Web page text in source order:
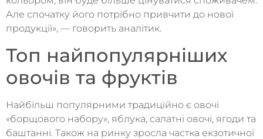
Але спочатку його потрібно привчити до нової
продукції», — говорить аналітик.
Топ найпопулярніших
овочів та фруктів
Найбільш популярними традиційно є овочі
«борщового набору», яблука, салатні овочі, ягоди та
баштанні. Також на ринку зросла частка екзотичної